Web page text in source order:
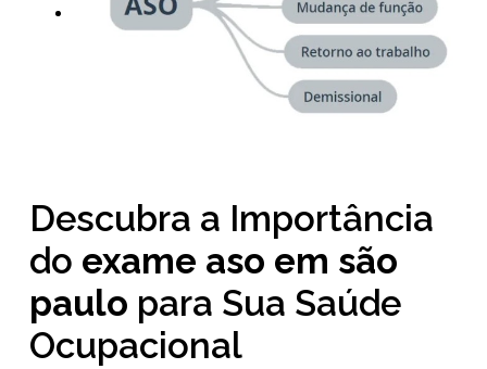
Descubra a Importância
do exame aso em são
paulo para Sua Saúde
Ocupacional